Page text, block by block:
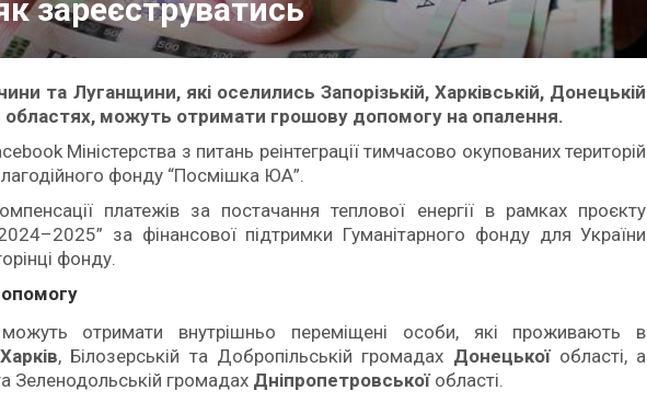
зареєструватись
та Луганщини, які оселились Запорізькій, Харківській, Донецькій
областях, можуть отримати грошову допомогу на опалення.
Міністерства з питань реінтеграції тимчасово окупованих територій
фонду “Посмішка ЮА”.
платежів за постачання теплової енергії в рамках проєкту
за фінансової підтримки Гуманітарного фонду для України
фонду.
отримати внутрішньо переміщені особи, які проживають в
Харків, Білозерській та Добропільській громадах Донецької області, а
Зеленодольській громадах Дніпропетровської області.